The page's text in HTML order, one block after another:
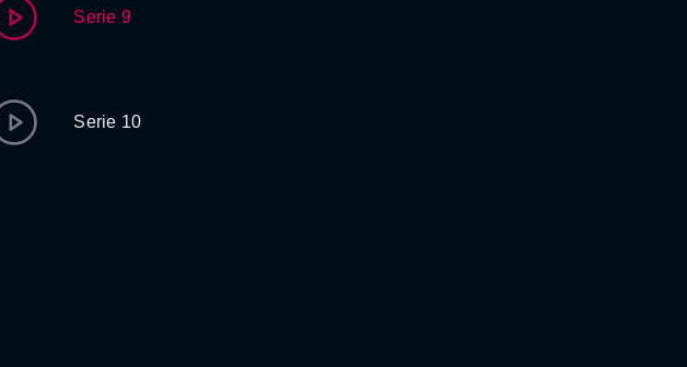
Serie 9
Serie 10